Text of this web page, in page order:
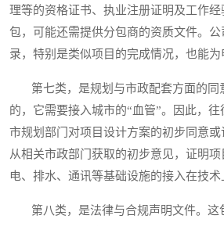
理等的资格证书、执业注册证明及工作
包，可能还需提供分包商的资质文件。
录，特别是类似项目的完成情况，也能为
第七类，是规划与市政配套方面的同
的，它需要接入城市的“血管”。因此，
市规划部门对项目设计方案的初步同意
从相关市政部门获取的初步意见，证明
电、排水、通讯等基础设施的接入在技术
第八类，是法律与合规声明文件。这